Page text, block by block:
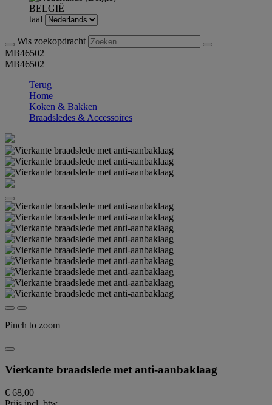
BELGIË
taal
Wis zoekopdracht
MB46502
MB46502
Terug
Home
Koken & Bakken
Braadsledes & Accessoires
Pinch to zoom
Vierkante braadslede met anti-aanbaklaag
€ 68,00